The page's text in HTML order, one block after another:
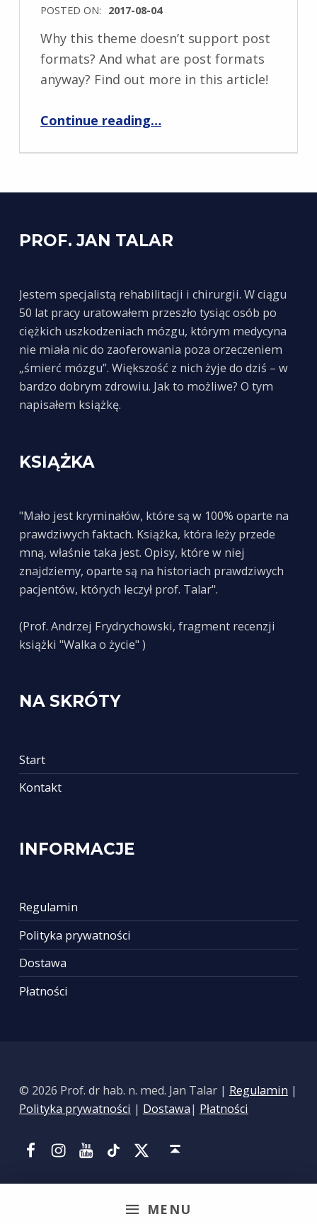
MENU
POSTED ON: 2017-08-04
Why this theme doesn’t support post
formats? And what are post formats
anyway? Find out more in this article!
Continue reading…
PROF. JAN TALAR
Jestem specjalistą rehabilitacji i chirurgii. W ciągu
50 lat pracy uratowałem przeszło tysiąc osób po
ciężkich uszkodzeniach mózgu, którym medycyna
nie miała nic do zaoferowania poza orzeczeniem
„śmierć mózgu”. Większość z nich żyje do dziś – w
bardzo dobrym zdrowiu. Jak to możliwe? O tym
napisałem książkę.
KSIĄŻKA
"Mało jest kryminałów, które są w 100% oparte na
prawdziwych faktach. Książka, która leży przede
mną, właśnie taka jest. Opisy, które w niej
znajdziemy, oparte są na historiach prawdziwych
pacjentów, których leczył prof. Talar".
(Prof. Andrzej Frydrychowski, fragment recenzji
książki "Walka o życie" )
NA SKRÓTY
Start
Kontakt
INFORMACJE
Regulamin
Polityka prywatności
Dostawa
Płatności
© 2026 Prof. dr hab. n. med. Jan Talar | Regulamin |
Polityka prywatności | Dostawa| Płatności
FacebookInstagram
YouTube
Tik Tok Portal X